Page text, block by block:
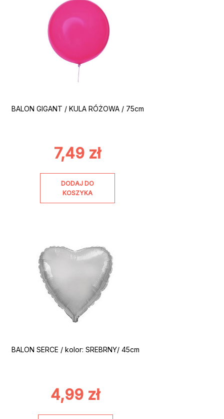
BALON GIGANT / KULA RÓŻOWA / 75cm
7,49 zł
DODAJ DO
KOSZYKA
BALON SERCE / kolor: SREBRNY/ 45cm
4,99 zł